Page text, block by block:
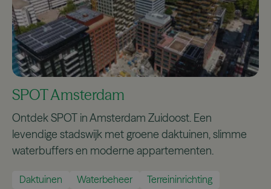
SPOT Amsterdam
Ontdek SPOT in Amsterdam Zuidoost. Een
levendige stadswijk met groene daktuinen, slimme
waterbuffers en moderne appartementen.
Daktuinen Waterbeheer
Terreininrichting